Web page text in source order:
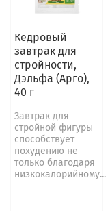
Кедровый
завтрак для
стройности,
Дэльфа (Арго),
40 г
Завтрак для
стройной фигуры
способствует
похудению не
только благодаря
низкокалорийному...